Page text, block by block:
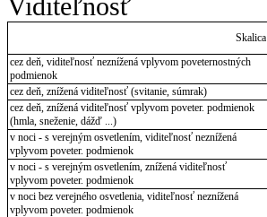
Viditeľnosť
Skalica
cez deň, viditeľnosť neznížená vplyvom poveternostných
podmienok
cez deň, znížená viditeľnosť (svitanie, súmrak)
cez deň, znížená viditeľnosť vplyvom poveter. podmienok
(hmla, sneženie, dážď ...)
v noci - s verejným osvetlením, viditeľnosť neznížená
vplyvom poveter. podmienok
v noci - s verejným osvetlením, znížená viditeľnosť
vplyvom poveter. podmienok
v noci bez verejného osvetlenia, viditeľnosť neznížená
vplyvom poveter. podmienok